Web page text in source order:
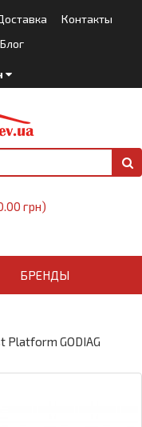
Контакты
Блог
грн)
БРЕНДЫ
Platform GODIAG